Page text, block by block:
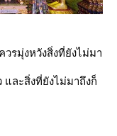
รมุ่งหวังสิ่งที่ยังไม่มา
และสิ่งที่ยังไม่มาถึงก็